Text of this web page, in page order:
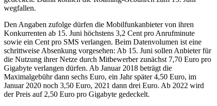
wegfallen.
Den Angaben zufolge dürfen die Mobilfunkanbieter von ihren
Konkurrenten ab 15. Juni höchstens 3,2 Cent pro Anrufminute
sowie ein Cent pro SMS verlangen. Beim Datenvolumen ist eine
schrittweise Absenkung vorgesehen: Ab 15. Juni sollen Anbieter für
die Nutzung ihrer Netze durch Mitbewerber zunächst 7,70 Euro pro
Gigabyte verlangen dürfen. Ab Januar 2018 beträgt die
Maximalgebühr dann sechs Euro, ein Jahr später 4,50 Euro, im
Januar 2020 noch 3,50 Euro, 2021 dann drei Euro. Ab 2022 wird
der Preis auf 2,50 Euro pro Gigabyte gedeckelt.